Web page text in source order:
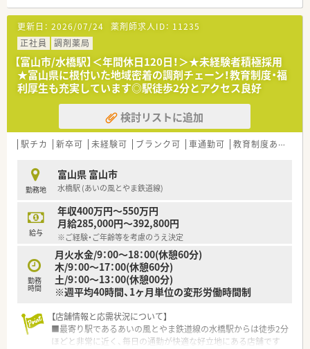
【募集背景と求める人物像について】
■地域医療への貢献度をさらに高めるための増員募集であり、組
織体制を強化することでより手厚い患者様対応を目指していま
す
■スタッフ間の協調性を大切にし、周囲と円滑にコミュニケーシ
ョンを取りながらチームワーク良く働ける方を歓迎しています
■小児科から整形外科まで幅広い処方を扱うため、向上心を持っ
て新しい知識を積極的に吸収しようとする姿勢が求められます
【法人特徴について】
■富山県を中心に北陸地方で最大規模の店舗数を展開している
■親会社が臨床検査事業を行っているため経営基盤が非常に強
固であり、腰を据えて長く安心して勤務できる環境が整っていま
す
■女性役員が在籍しており、女性ならではの視点を取り入れた働
きやすい職場づくりを推進しているため定着率が高い企業です
【求人情報について】
■年収は400万円から550万円の範囲で検討可能であり、これま
での経験や年齢などを十分に考慮した上で決定されます
■年間休日は120日以上確保されており、仕事とプライベートの
■産休や育休の取得実績が豊富であり、復帰後の時短勤務制度も
整っているため、ライフステージが変わっても安心して働けます
更新日： 2026/07/24 薬剤師求人ID： 11235
正社員
調剤薬局
【富山市/水橋駅】＜年間休日120日！＞★未経験者積極採用
★富山県に根付いた地域密着の調剤チェーン！教育制度・福
利厚生も充実しています◎駅徒歩2分とアクセス良好
検討リストに追加
駅チカ 新卒可 未経験可 ブランク可 車通勤可 教育制度あり
勤務地
富山県 富山市
水橋駅 (あいの風とやま鉄道線)
給与
年収400万円～550万円
月給285,000円～392,800円
※ご経験・ご年齢等を考慮のうえ決定
勤務
時間
月火水金/9：00～18：00(休憩60分)
木/9：00～17：00(休憩60分)
土/9：00～13：00(休憩00分)
※週平均40時間、1ヶ月単位の変形労働時間制
【店舗情報と応需状況について】
■最寄り駅であるあいの風とやま鉄道線の水橋駅からは徒歩2分
ほどと非常に近く、毎日の通勤が快適な好立地にある店舗です